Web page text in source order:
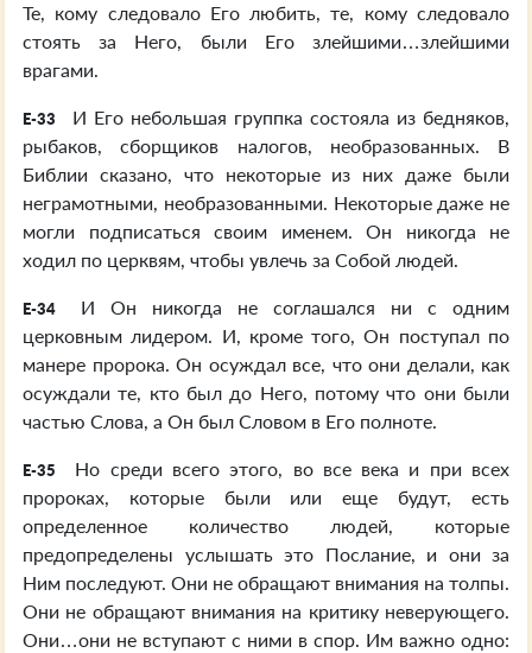
Те, кому следовало Его любить, те, кому следовало
стоять за Него, были Его злейшими…злейшими
врагами.
E-33
И Его небольшая группка состояла из бедняков,
рыбаков, сборщиков налогов, необразованных. В
Библии сказано, что некоторые из них даже были
неграмотными, необразованными. Некоторые даже не
могли подписаться своим именем. Он никогда не
ходил по церквям, чтобы увлечь за Собой людей.
E-34
И Он никогда не соглашался ни с одним
церковным лидером. И, кроме того, Он поступал по
манере пророка. Он осуждал все, что они делали, как
осуждали те, кто был до Него, потому что они были
частью Слова, а Он был Словом в Его полноте.
E-35
Но среди всего этого, во все века и при всех
пророках, которые были или еще будут, есть
определенное количество людей, которые
предопределены услышать это Послание, и они за
Ним последуют. Они не обращают внимания на толпы.
Они не обращают внимания на критику неверующего.
Они…они не вступают с ними в спор. Им важно одно: